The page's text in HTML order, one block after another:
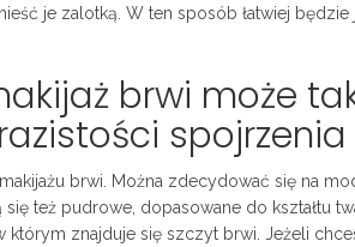
je zalotką. W ten sposób łatwiej będzie
brwi może
spojrzenia
brwi. Można zdecydować się na
też pudrowe, dopasowane do kształtu
znajduje się szczyt brwi. Jeżeli